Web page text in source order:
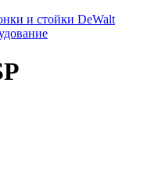
и стойки DeWalt